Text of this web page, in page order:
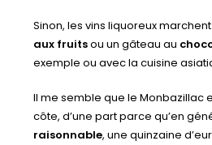
Sinon, les vins liquoreux
aux fruitsou un gâteau au
exemple ou avec la cuisine
Il me semble que le Monbazillac
côte, d’une part parce qu’en
raisonnable, une quinzaine